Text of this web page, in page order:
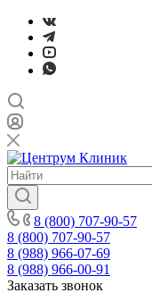
8 (800) 707-90-57
8 (800) 707-90-57
8 (988) 966-07-69
8 (988) 966-00-91
Заказать звонок